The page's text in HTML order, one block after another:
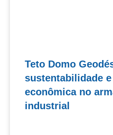
Teto Domo
sustentabilidade
econômica no
industrial